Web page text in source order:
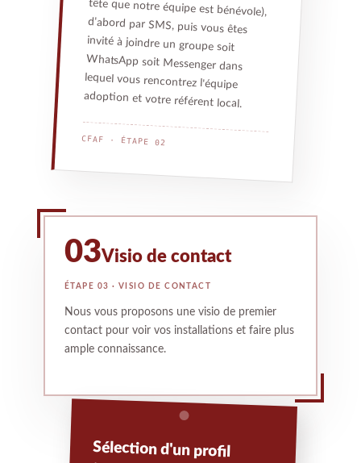
adoption et votre référent local.
CFAF · ÉTAPE 02
03Visio de contact
ÉTAPE 03 · VISIO DE CONTACT
Nous vous proposons une visio de premier
contact pour voir vos installations et faire plus
ample connaissance.
Sélection d'un profil